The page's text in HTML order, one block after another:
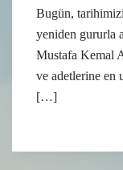
Bugün,
yeniden gururla
Mustafa Kemal
ve adetlerine en
[…]